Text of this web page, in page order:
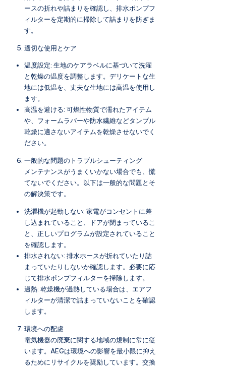
ースの折れや詰まりを確認し、排水ポンプフ
ィルターを定期的に掃除して詰まりを防ぎま
す。
適切な使用とケア
温度設定: 生地のケアラベルに基づいて洗濯
と乾燥の温度を調整します。デリケートな生
地には低温を、丈夫な生地には高温を使用し
ます。
高温を避ける: 可燃性物質で濡れたアイテム
や、フォームラバーや防水繊維などタンブル
乾燥に適さないアイテムを乾燥させないでく
ださい。
一般的な問題のトラブルシューティング
メンテナンスがうまくいかない場合でも、慌
てないでください。以下は一般的な問題とそ
の解決策です。
洗濯機が起動しない: 家電がコンセントに差
し込まれていること、ドアが閉まっているこ
と、正しいプログラムが設定されていること
を確認します。
排水されない: 排水ホースが折れていたり詰
まっていたりしないか確認します。必要に応
じて排水ポンプフィルターを掃除します。
過熱: 乾燥機が過熱している場合は、エアフ
ィルターが清潔で詰まっていないことを確認
します。
環境への配慮
電気機器の廃棄に関する地域の規制に常に従
います。AEGは環境への影響を最小限に抑え
るためにリサイクルを奨励しています。交換